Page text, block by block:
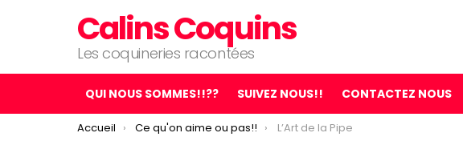
Calins Coquins
Les coquineries racontées
QUI NOUS SOMMES!!?? SUIVEZ NOUS!! CONTACTEZ NOUS
You are here:
Accueil Ce qu'on aime ou pas!! L’Art de la Pipe